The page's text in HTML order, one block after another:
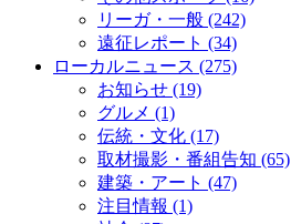
リーガ・一般 (242)
遠征レポート (34)
ローカルニュース (275)
お知らせ (19)
グルメ (1)
伝統・文化 (17)
取材撮影・番組告知 (65)
建築・アート (47)
注目情報 (1)